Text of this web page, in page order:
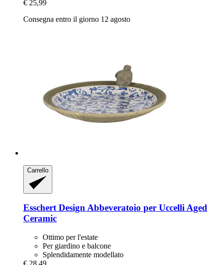
€ 25,99
Consegna entro il giorno 12 agosto
Carrello
Esschert DesignAbbeveratoio per Uccelli Aged
Ceramic
Ottimo per l'estate
Per giardino e balcone
Splendidamente modellato
€ 28,49